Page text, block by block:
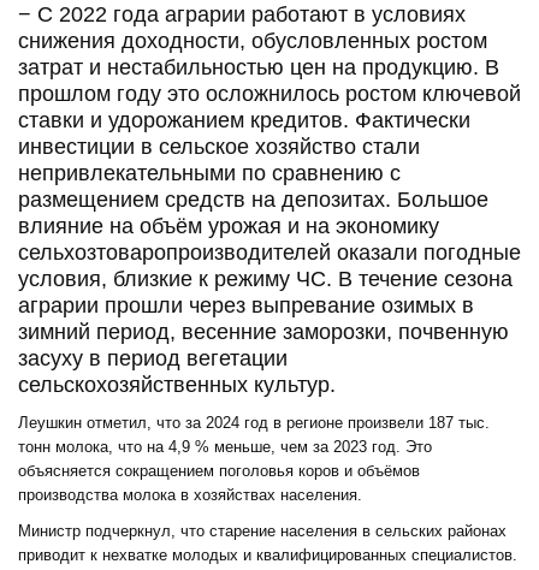
− С 2022 года аграрии работают в условиях
снижения доходности, обусловленных ростом
затрат и нестабильностью цен на продукцию. В
прошлом году это осложнилось ростом ключевой
ставки и удорожанием кредитов. Фактически
инвестиции в сельское хозяйство стали
непривлекательными по сравнению с
размещением средств на депозитах. Большое
влияние на объём урожая и на экономику
сельхозтоваропроизводителей оказали погодные
условия, близкие к режиму ЧС. В течение сезона
аграрии прошли через выпревание озимых в
зимний период, весенние заморозки, почвенную
засуху в период вегетации
сельскохозяйственных культур.
Леушкин отметил, что за 2024 год в регионе произвели 187 тыс.
тонн молока, что на 4,9 % меньше, чем за 2023 год. Это
объясняется сокращением поголовья коров и объёмов
производства молока в хозяйствах населения.
Министр подчеркнул, что старение населения в сельских районах
приводит к нехватке молодых и квалифицированных специалистов.